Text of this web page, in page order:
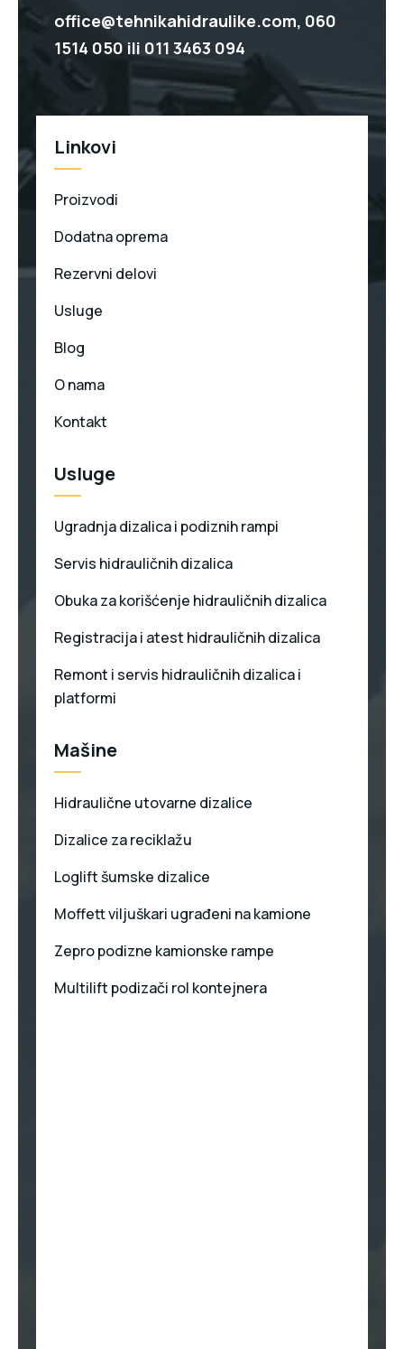
office@tehnikahidraulike.com, 060
1514 050 ili 011 3463 094
Linkovi
Proizvodi
Dodatna oprema
Rezervni delovi
Usluge
Blog
O nama
Kontakt
Usluge
Ugradnja dizalica i podiznih rampi
Servis hidrauličnih dizalica
Obuka za korišćenje hidrauličnih dizalica
Registracija i atest hidrauličnih dizalica
Remont i servis hidrauličnih dizalica i
platformi
Mašine
Hidraulične utovarne dizalice
Dizalice za reciklažu
Loglift šumske dizalice
Moffett viljuškari ugrađeni na kamione
Zepro podizne kamionske rampe
Multilift podizači rol kontejnera